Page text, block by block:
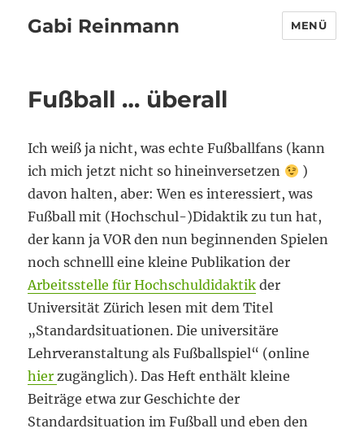
Gabi Reinmann MENÜ
Fußball … überall
Ich weiß ja nicht, was echte Fußballfans (kann
ich mich jetzt nicht so hineinversetzen
)
davon halten, aber: Wen es interessiert, was
Fußball mit (Hochschul-)Didaktik zu tun hat,
der kann ja VOR den nun beginnenden Spielen
noch schnelll eine kleine Publikation der
Arbeitsstelle für Hochschuldidaktik der
Universität Zürich lesen mit dem Titel
„Standardsituationen. Die universitäre
Lehrveranstaltung als Fußballspiel“ (online
hierzugänglich). Das Heft enthält kleine
Beiträge etwa zur Geschichte der
Standardsituation im Fußball und eben den